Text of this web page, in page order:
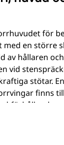
för
med en större
av hållaren och
vid
stötar. En mängd
finns
Grävtänder
för